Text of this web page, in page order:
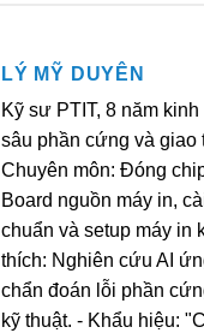
LÝ MỸ DUYÊN
Kỹ sư PTIT, 8 năm
sâu phần cứng và giao
Chuyên môn: Đóng
Board nguồn máy in,
chuẩn và setup máy in
thích: Nghiên cứu AI
chẩn đoán lỗi phần
kỹ thuật. - Khẩu hiệu: